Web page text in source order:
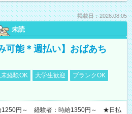
掲載日：2026.08.05
未読
可能＊週払い】おばあち
経験OK 大学生歓迎
ブランクOK
1250円～ 経験者：時給1350円～ ★日払